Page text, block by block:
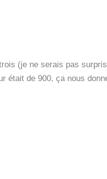
(je ne serais pas
était de 900, ça nous